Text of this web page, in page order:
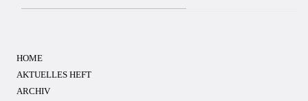
HOME
AKTUELLES HEFT
ARCHIV